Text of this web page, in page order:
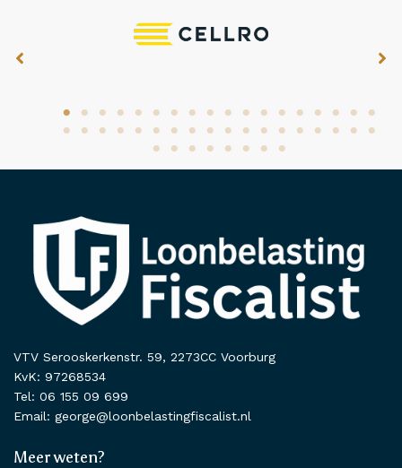
VTV Serooskerkenstr. 59, 2273CC Voorburg
KvK: 97268534
Tel: 06 155 09 699
Email: george@loonbelastingfiscalist.nl
Meer weten?